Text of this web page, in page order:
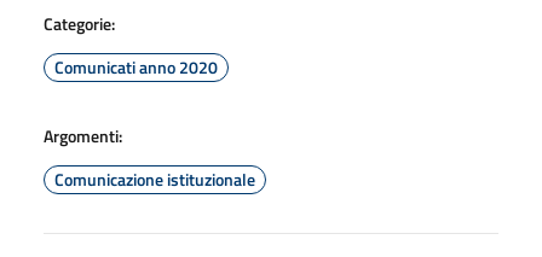
Categorie:
Comunicati anno 2020
Argomenti:
Comunicazione istituzionale